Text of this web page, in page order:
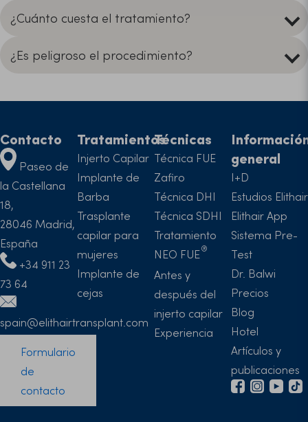
¿Cuánto cuesta el tratamiento?
¿Es peligroso el procedimiento?
Contacto
Paseo de
la Castellana
18,
28046 Madrid,
España
+34 911 23
73 64
spain@elithairtransplant.com
Formulario
de
contacto
Tratamientos
Injerto Capilar
Implante de
Barba
Trasplante
capilar para
mujeres
Implante de
cejas
Técnicas
Técnica FUE
Zafiro
Técnica DHI
Técnica SDHI
Tratamiento
NEO FUE
Antes y
después del
injerto capilar
Experiencia
general
I+D
Estudios Elithair
Elithair App
Sistema Pre-
Test
Dr. Balwi
Precios
Blog
Hotel
Artículos y
publicaciones